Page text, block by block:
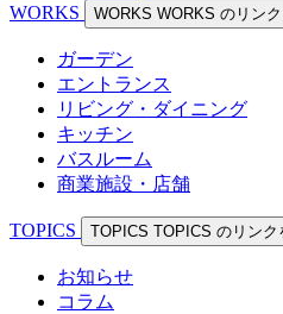
WORKS
WORKS WORKS のリン
ガーデン
エントランス
リビング・ダイニング
キッチン
バスルーム
商業施設・店舗
TOPICS TOPICS TOPICS のリンク
お知らせ
コラム